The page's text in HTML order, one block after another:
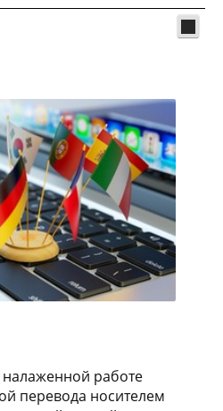
работе
перевода носителем